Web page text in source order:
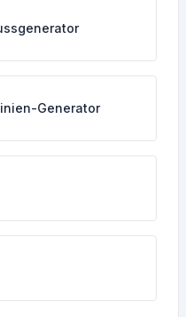
Generator